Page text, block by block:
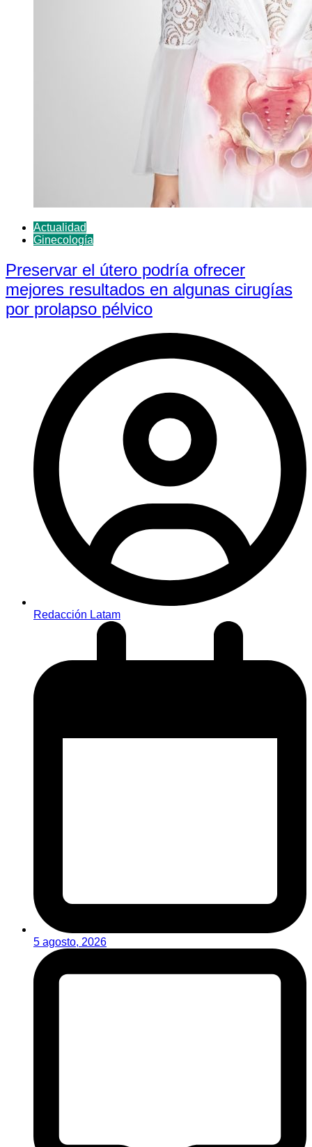
Actualidad
Ginecología
Preservar el útero podría ofrecer
mejores resultados en algunas cirugías
por prolapso pélvico
Redacción Latam
5 agosto, 2026